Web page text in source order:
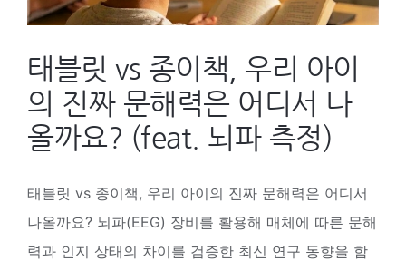
태블릿 vs 종이책, 우리 아이
의 진짜 문해력은 어디서 나
올까요? (feat. 뇌파 측정)
태블릿 vs 종이책, 우리 아이의 진짜 문해력은 어디서
나올까요? 뇌파(EEG) 장비를 활용해 매체에 따른 문해
력과 인지 상태의 차이를 검증한 최신 연구 동향을 함